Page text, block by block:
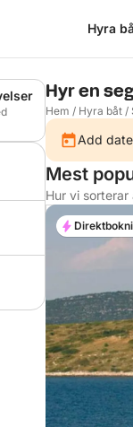
Hyra
Hyr en
Hem / Hyra båt /
Add
Mest
Hur vi sorterar